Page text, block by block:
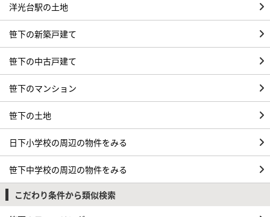
洋光台駅の土地
笹下の新築戸建て
笹下の中古戸建て
笹下のマンション
笹下の土地
日下小学校の周辺の物件をみる
笹下中学校の周辺の物件をみる
こだわり条件から類似検索